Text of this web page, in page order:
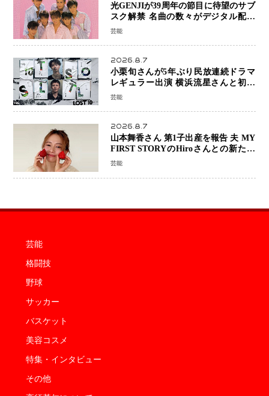
光GENJIが39周年の節目に待望のサブ
スク解禁 名曲の数々がデジタル配信
へ 40周年へ向け1年間で全作品を順次
芸能
2026.8.7
小栗旬さんが5年ぶり民放連続ドラマ
レギュラー出演 横浜流星さんと初共
演『LOST10』で異色バディ結成
芸能
2026.8.7
山本舞香さん 第1子出産を報告 夫 MY
FIRST STORYのHiroさんとの新たな
家族生活「母子ともに健康」
芸能
芸能
格闘技
野球
サッカー
バスケット
美容コスメ
特集・インタビュー
その他